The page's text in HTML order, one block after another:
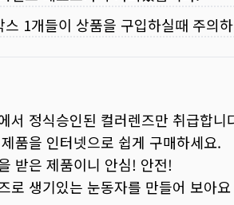
스 1개들이 상품을 구입하실때 주의
서 정식승인된 컬러렌즈만 취급합니
품을 인터넷으로 쉽게 구매하세요.
받은 제품이니 안심! 안전!
로 생기있는 눈동자를 만들어 보아요